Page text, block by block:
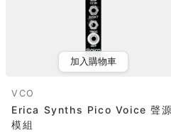
加入購物車
VCO
Erica Synths Pico Voice 聲源
模組